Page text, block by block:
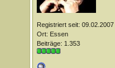
Registriert seit: 09.02.2007
Ort: Essen
Beiträge: 1.353